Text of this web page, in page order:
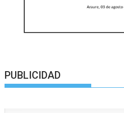
PUBLICIDAD